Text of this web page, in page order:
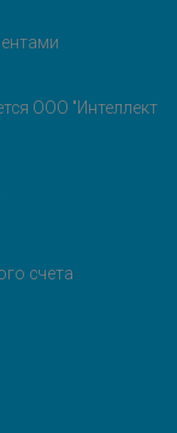
ООО "Интеллект
счета